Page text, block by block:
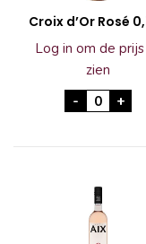
Croix d’Or Rosé
Log in om de
zien
- Croix+